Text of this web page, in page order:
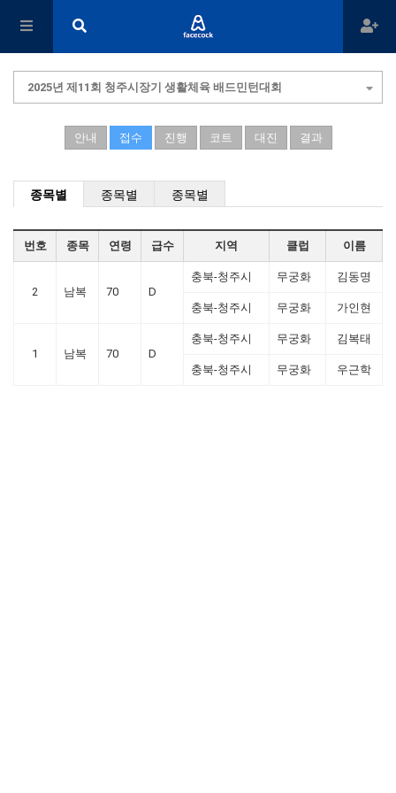
2025년 제11회 청주시장기 생활체육 배드민턴대회
안내 접수 진행 코트 대진 결과
종목별 종목별 종목별
번호 종목 연령 급수 지역 클럽 이름
2 남복 70 D
충북-청주시 무궁화 김동명
충북-청주시 무궁화 가인현
1 남복 70 D
충북-청주시 무궁화 김복태
충북-청주시 무궁화 우근학